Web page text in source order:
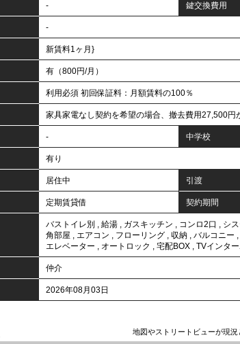
- 鍵交換費用
-
新賃料1ヶ月}
有（800円/月）
利用必須 初回保証料：月額賃料の100％
家具家電なし契約を希望の場合、撤去費用27,500円
- 中学校
有り
居住中 引渡
定期賃貸借 契約期間
バストイレ別 , 給湯 , ガスキッチン , コンロ2口 , シ
角部屋 , エアコン , フローリング , 収納 , バルコニー ,
エレベーター , オートロック , 宅配BOX , TVインタ
仲介
2026年08月03日
地図やストリートビューが現況